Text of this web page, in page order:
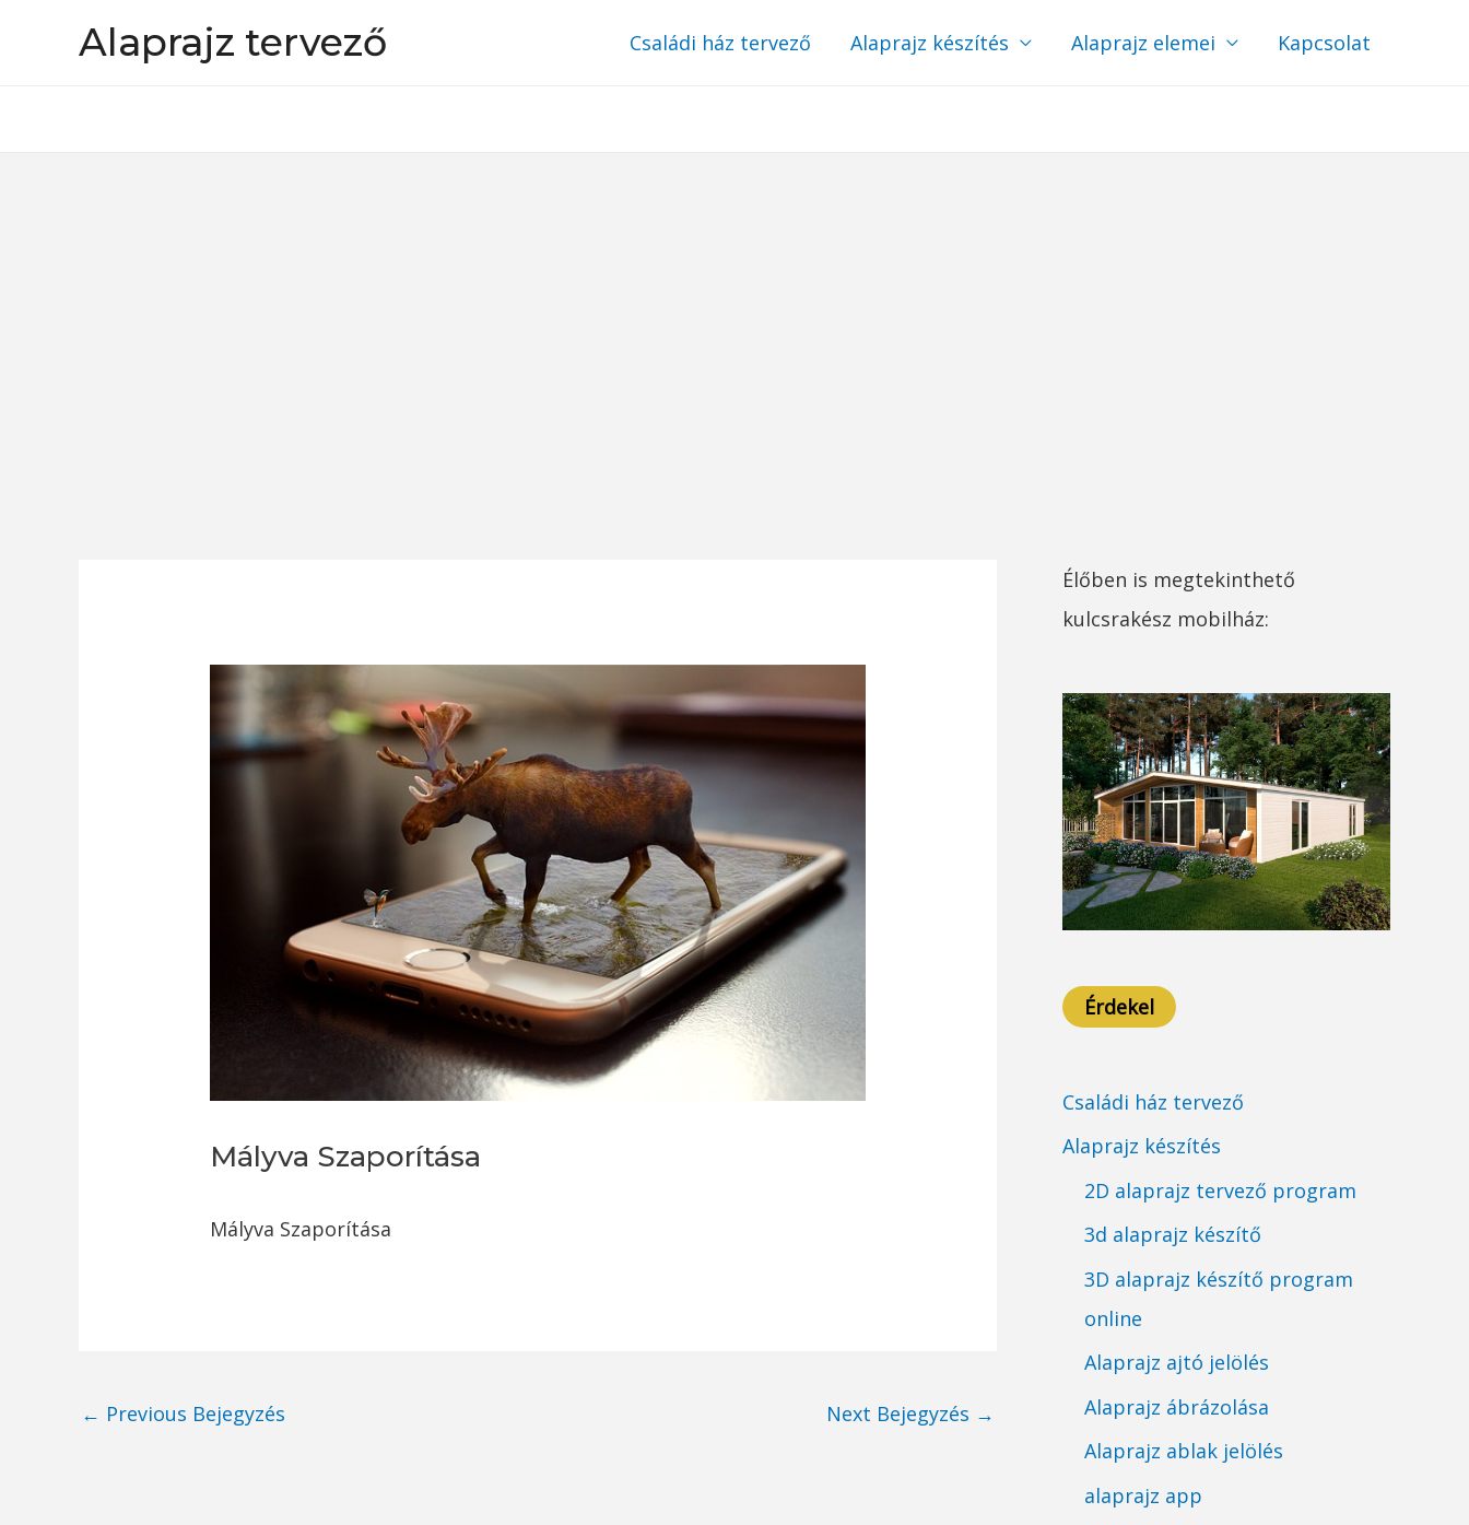
Alaprajz tervező Családi ház tervező Alaprajz készítés Alaprajz elemei Kapcsolat
Mályva Szaporítása
Mályva Szaporítása
Post
← Previous Bejegyzés Next Bejegyzés →
Élőben is megtekinthető
kulcsrakész mobilház:
Érdekel
Családi ház tervező
Alaprajz készítés
2D alaprajz tervező program
3d alaprajz készítő
3D alaprajz készítő program
online
Alaprajz ajtó jelölés
Alaprajz ábrázolása
Alaprajz ablak jelölés
alaprajz app